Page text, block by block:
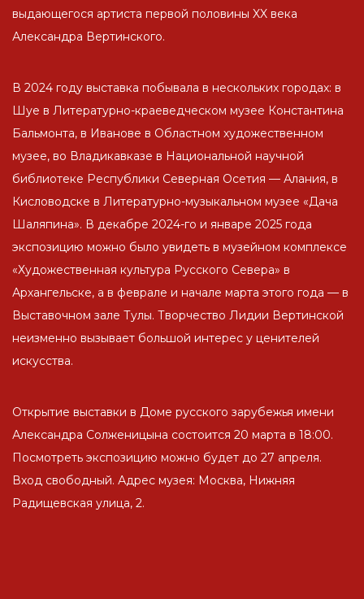
выдающегося артиста первой половины XX века
Александра Вертинского.
В 2024 году выставка побывала в нескольких городах: в
Шуе в Литературно-краеведческом музее Константина
Бальмонта, в Иванове в Областном художественном
музее, во Владикавказе в Национальной научной
библиотеке Республики Северная Осетия — Алания, в
Кисловодске в Литературно-музыкальном музее «Дача
Шаляпина». В декабре 2024-го и январе 2025 года
экспозицию можно было увидеть в музейном комплексе
«Художественная культура Русского Севера» в
Архангельске, а в феврале и начале марта этого года — в
Выставочном зале Тулы. Творчество Лидии Вертинской
неизменно вызывает большой интерес у ценителей
искусства.
Открытие выставки в Доме русского зарубежья имени
Александра Солженицына состоится 20 марта в 18:00.
Посмотреть экспозицию можно будет до 27 апреля.
Вход свободный. Адрес музея: Москва, Нижняя
Радищевская улица, 2.